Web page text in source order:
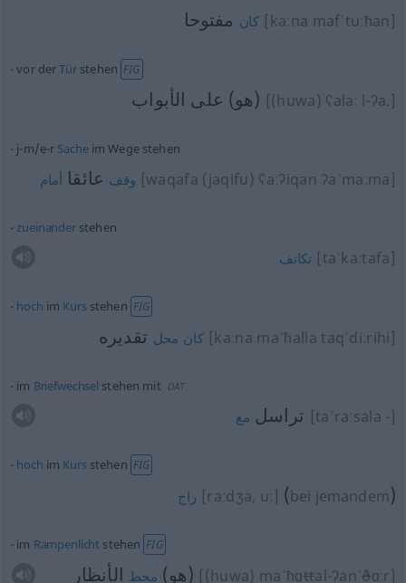
كان مفتوحا [kaːna mafˈtuːħan]
vor derTürstehen FIG
(هو) على الأبواب [(huwa) ʕalaː l-ʔa.]
j-m/e-r Sacheim Wege stehen
وقف عائقا أمام [waqafa (jaqifu) ʕaːʔiqan ʔaˈmaːma]
zueinanderstehen
تكاتف [taˈkaːtafa]
hoch im Kursstehen FIG
كان محل تقديره [kaːna maˈħalla taqˈdiːrihi]
im Briefwechsel stehen mit DAT
تراسل مع [taˈraːsala -]
hoch im Kursstehen FIG
راج [raːdʒa, uː] (bei jemandem)
im Rampenlicht stehen FIG
(هو) محط الأنظار [(huwa) maˈħɑttal-ʔanˈðɑːr]